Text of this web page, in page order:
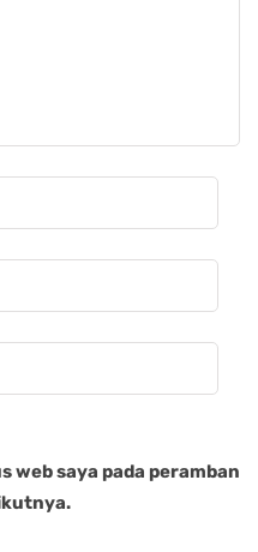
web saya pada peramban